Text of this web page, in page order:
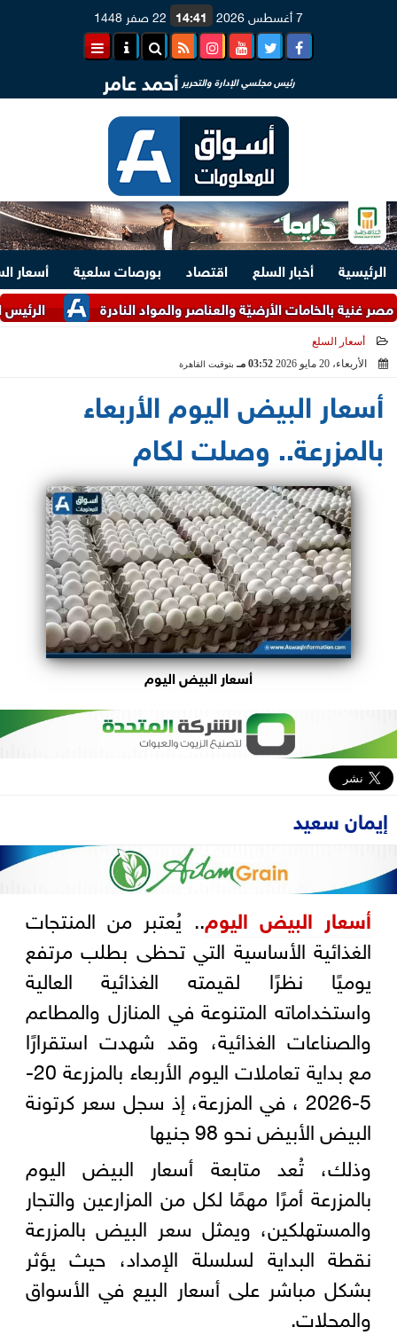
7 أغسطس 2026 14:41 22 صفر 1448
رئيس مجلسي الإدارة والتحرير أحمد عامر
الرئيسية أخبار السلع اقتصاد بورصات سلعية
أسعار
الرئيس السيسي
الأرضيّة والعناصر والمواد النادرة
أسعار السلع
الأربعاء، 20 مايو 2026
03:52 مـ بتوقيت القاهرة
أسعار البيض اليوم الأربعاء
بالمزرعة.. وصلت لكام
أسعار البيض اليوم
إيمان سعيد
أسعار البيض اليوم.. يُعتبر من المنتجات
الغذائية الأساسية التي تحظى بطلب مرتفع
يوميًا نظرًا لقيمته الغذائية العالية
واستخداماته المتنوعة في المنازل والمطاعم
والصناعات الغذائية، وقد شهدت استقرارًا
مع بداية تعاملات اليوم الأربعاء بالمزرعة 20-
5-2026 ، في المزرعة، إذ سجل سعر كرتونة
البيض الأبيض نحو 98 جنيها
وذلك، تُعد متابعة أسعار البيض اليوم
بالمزرعة أمرًا مهمًا لكل من المزارعين والتجار
والمستهلكين، ويمثل سعر البيض بالمزرعة
نقطة البداية لسلسلة الإمداد، حيث يؤثر
بشكل مباشر على أسعار البيع في الأسواق
والمحلات.